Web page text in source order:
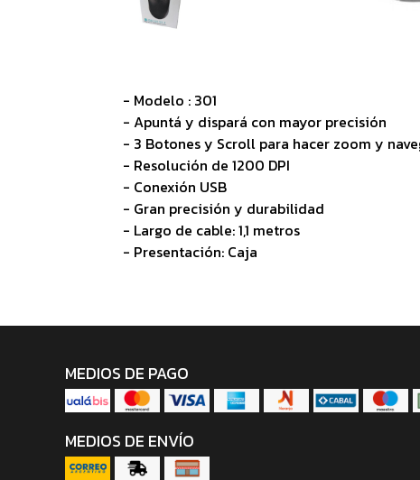
- Modelo : 301
- Apuntá y dispará con mayor precisión
- 3 Botones y Scroll para hacer zoom y
- Resolución de 1200 DPI
- Conexión USB
- Gran precisión y durabilidad
- Largo de cable: 1,1 metros
- Presentación: Caja
MEDIOS DE PAGO
MEDIOS DE ENVÍO